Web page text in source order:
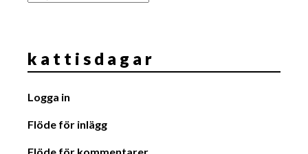
k a t t i s d a g a r
Logga in
Flöde för inlägg